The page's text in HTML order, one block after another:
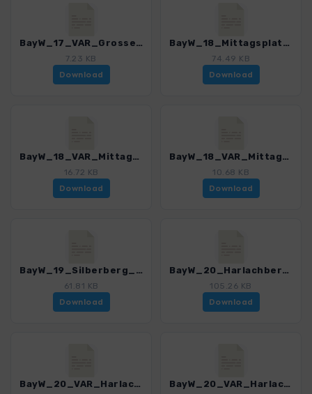
BayW_17_VAR_Grosser Arber_Schweiklruhe_4225_8.gpx
7.23 KB
Download
BayW_18_Mittagsplatzl_4225_8.gpx
74.49 KB
Download
BayW_18_VAR_Mittagsplatzl_4225_8.gpx
16.72 KB
Download
BayW_18_VAR_Mittagsplatzl_Grosser Arbersee_4225_8.gpx
10.68 KB
Download
BayW_19_Silberberg_4225_8.gpx
61.81 KB
Download
BayW_20_Harlachberger Spitz P_4225_8.gpx
105.26 KB
Download
BayW_20_VAR_Harlachberger Spitz_4225_8.gpx BayW_20_VAR_Harlachberger Spitz_Abstieg_4225_8.gpx